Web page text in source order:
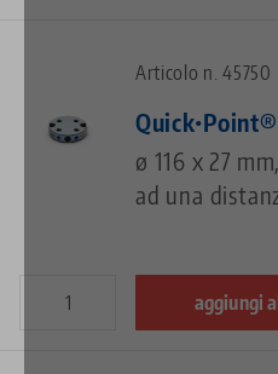
Articolo n. 45750
ø 116 x 27
ad una
aggiungi